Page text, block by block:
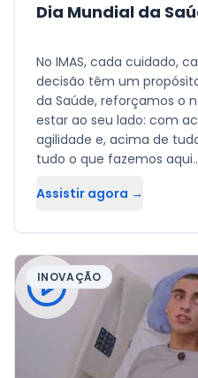
Dia Mundial da
No IMAS, cada cuidado,
decisão têm um
da Saúde, reforçamos o
estar ao seu lado: com
agilidade e, acima de
tudo o que fazemos
Assistir agora →
INOVAÇÃO